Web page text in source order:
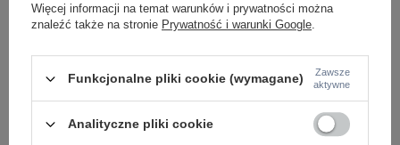
Więcej informacji na temat warunków i prywatności można
znaleźć także na stronie Prywatność i warunki Google.
Funkcjonalne pliki cookie (wymagane)
Zawsze
aktywne
Analityczne pliki cookie